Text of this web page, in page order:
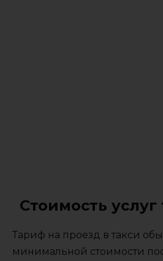
Стоимость
Тариф на проезд в такси
минимальной стоимости